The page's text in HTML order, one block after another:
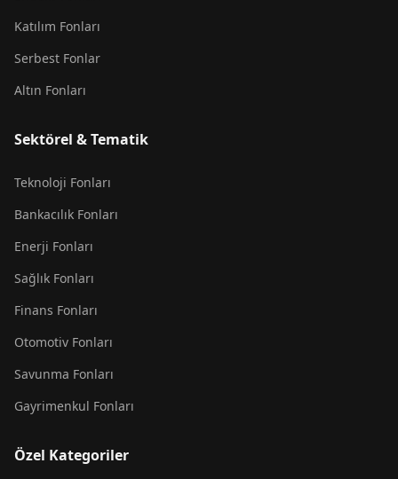
Katılım Fonları
Serbest Fonlar
Altın Fonları
Sektörel & Tematik
Teknoloji Fonları
Bankacılık Fonları
Enerji Fonları
Sağlık Fonları
Finans Fonları
Otomotiv Fonları
Savunma Fonları
Gayrimenkul Fonları
Özel Kategoriler